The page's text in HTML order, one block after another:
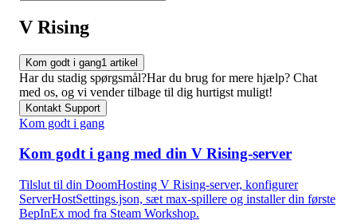
V Rising
Kom godt i gang1 artikel
Har du stadig spørgsmål?Har du brug for mere hjælp? Chat
med os, og vi vender tilbage til dig hurtigst muligt!
Kontakt Support
Kom godt i gang
Kom godt i gang med din V Rising-server
Tilslut til din DoomHosting V Rising-server, konfigurer
ServerHostSettings.json, sæt max-spillere og installer din første
BepInEx mod fra Steam Workshop.